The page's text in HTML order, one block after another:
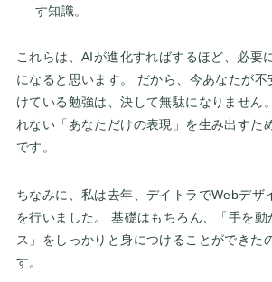
す知識。
これらは、AIが進化すればするほど、必要
になると思います。 だから、今あなたが
けている勉強は、決して無駄になりません
れない「あなただけの表現」を生み出すた
です。
ちなみに、私は去年、デイトラでWebデザ
を行いました。 基礎はもちろん、「手を動
ス」をしっかりと身につけることができた
す。